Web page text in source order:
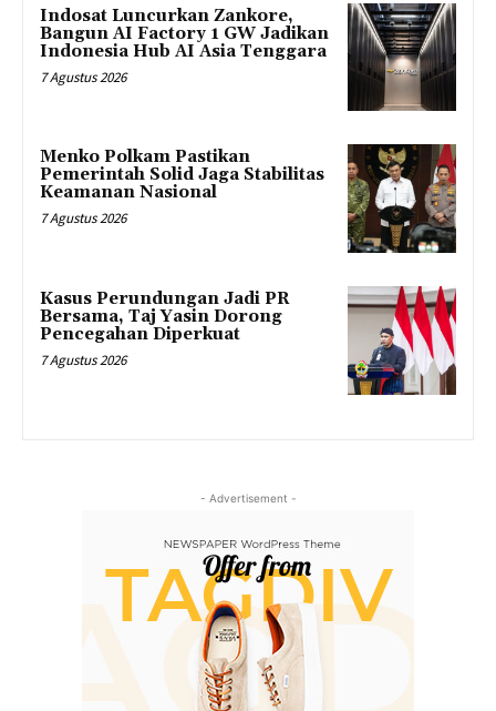
Indosat Luncurkan Zankore,
Bangun AI Factory 1 GW Jadikan
Indonesia Hub AI Asia Tenggara
7 Agustus 2026
Menko Polkam Pastikan
Pemerintah Solid Jaga Stabilitas
Keamanan Nasional
7 Agustus 2026
Kasus Perundungan Jadi PR
Bersama, Taj Yasin Dorong
Pencegahan Diperkuat
7 Agustus 2026
- Advertisement -